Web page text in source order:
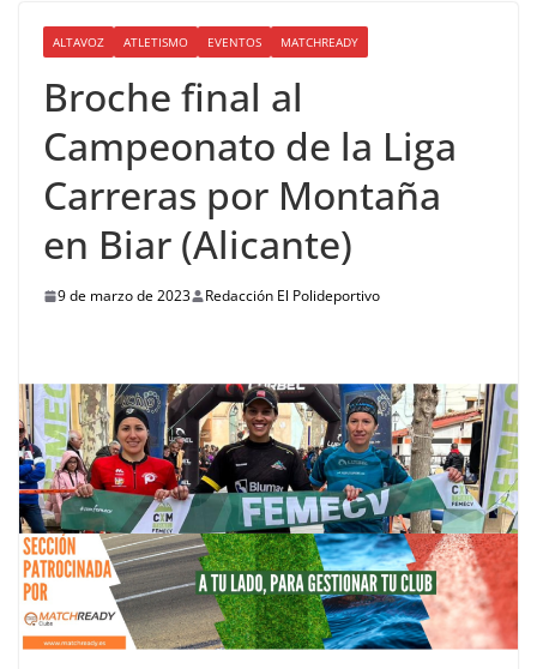
ALTAVOZ ATLETISMO EVENTOS MATCHREADY
Broche final al
Campeonato de la Liga
Carreras por Montaña
en Biar (Alicante)
9 de marzo de 2023 Redacción El Polideportivo